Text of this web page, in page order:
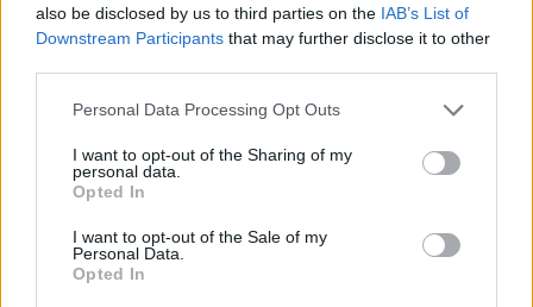
also be disclosed by us to third parties on the IAB’s List of
Downstream Participants that may further disclose it to other
Please note that this website/app uses one or more Google
not limited to your visit or usage behaviour. You may click to
grant or deny consent to Google and its third-party tags to
use your data for below specified purposes in below Google
consent section.
Personal Data Processing Opt Outs
I want to opt-out of the Sharing of my
personal data.
Opted In
I want to opt-out of the Sale of my
Personal Data.
Opted In
egymillió házasságot kötöttek évente,
valóságos esküvői "boomot" élt meg az
ország. Azóta jelentősen csökkent a
házasságkötések száma, nőtt viszont a
nősülő férfiak átlagéletkora 30,5 év, a nőké
28,8 volt, két évtizeddel korábban 2,1, illetve
A válások száma 1960 óta folyamatosan nő